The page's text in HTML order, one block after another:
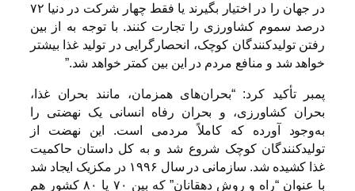
در جهان را در اختیار بگیرند یا فقط چهار شرکت در دنیا ۷۲
درصد سموم کشاورزی را تجارت کنند. با توجه به از بین
رفتن تولیدکنندگان کوچک، انحصارگرایی در تولید غذا بیشتر
خواهد شد و منافع مردم در این بین کمتر خواهد شد.”
پمبر تأکید کرد: “بحران‌های همزمان، مانند بحران غذا،
بحران کشاورزی، و بحران رفاه انسانی یک نهضتی را
به‌وجود آورده که کاملاً مردمی است. این نهضت از
تولیدکنندگان کوچک شروع شد و به کل داستان حاکمیت
غذا کشیده شد. سازمانی در سال ۱۹۹۶ در مکزیک ایجاد شد
با عنوان “راه و روش دهقانان” که بین ۷۰ یا ۸۰ کشور هم